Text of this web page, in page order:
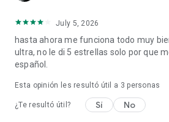
July 5, 2026
hasta ahora me funciona todo muy
ultra, no le di 5 estrellas solo por que
español.
Esta opinión les resultó útil a 3 personas
¿Te resultó útil? Sí No